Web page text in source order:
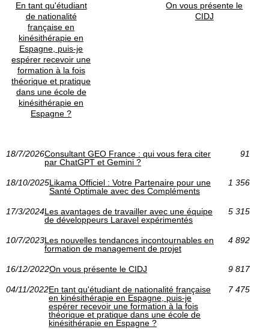
En tant qu'étudiant
de nationalité
française en
kinésithérapie en
Espagne, puis-je
espérer recevoir une
formation à la fois
théorique et pratique
dans une école de
kinésithérapie en
Espagne ?
On vous présente le
CIDJ
18/7/2026Consultant GEO France : qui vous fera citer
par ChatGPT et Gemini ?
91
18/10/2025Likama Officiel : Votre Partenaire pour une
Santé Optimale avec des Compléments
1 356
17/3/2024Les avantages de travailler avec une équipe
de développeurs Laravel expérimentés
5 315
10/7/2023Les nouvelles tendances incontournables en
formation de management de projet
4 892
16/12/2022On vous présente le CIDJ 9 817
04/11/2022En tant qu'étudiant de nationalité française
en kinésithérapie en Espagne, puis-je
espérer recevoir une formation à la fois
théorique et pratique dans une école de
kinésithérapie en Espagne ?
7 475